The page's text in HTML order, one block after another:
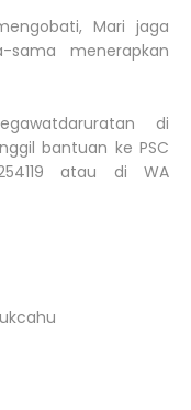
Mari jaga
menerapkan
di
bantuan ke PSC
atau di WA